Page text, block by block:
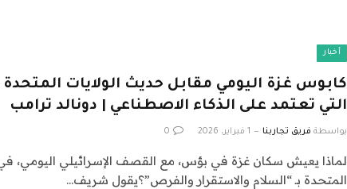
أخبار
كابوس غزة اليومي مقابل حديث الولايات
التي تعتمد على الذكاء الاصطناعي | دونالد ترامب
بواسطة فريق تجاربنا 1 فبراير، 2026 0
لماذا يعيش سكان غزة في بؤس، مع القصف الإسرائيلي اليومي، في
المتحدة بـ “السلام والاستقرار والفرص”؟يقول شريف…